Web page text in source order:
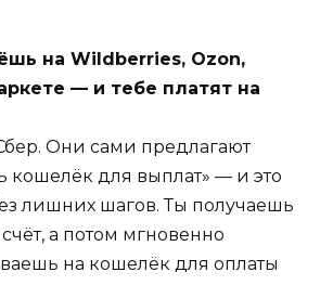
на Wildberries, Ozon,
— и тебе платят на
Они сами предлагают
кошелёк для выплат» — и это
лишних шагов. Ты получаешь
а потом мгновенно
на кошелёк для оплаты